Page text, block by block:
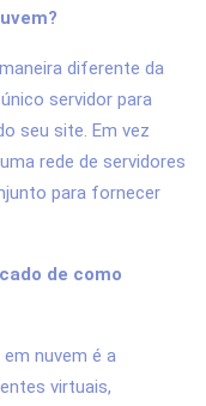
diferente da
servidor para
seu site. Em vez
rede de servidores
para fornecer
de como
nuvem é a
virtuais,